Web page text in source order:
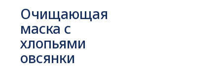
Очищающая
маска с
хлопьями
овсянки